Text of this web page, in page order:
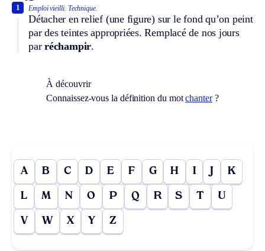
Emploi vieilli. Technique.
Détacher en relief (une figure) sur le fond qu’on peint
par des teintes appropriées. Remplacé de nos jours
parréchampir.
1
À découvrir
Connaissez-vous la définition du motchanter?
A B C D E F G H I J K
L M N O P Q R S T U
V W X Y Z